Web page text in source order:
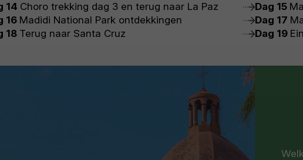
14 Choro trekking dag 3 en terug naar La Paz Dag 15
16 Madidi National Park ontdekkingen Dag 17
18 Terug naar Santa Cruz Dag 19